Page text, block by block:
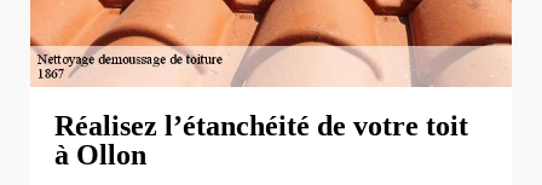
Réalisez l’étanchéité de votre toit
à Ollon